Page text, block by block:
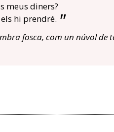
meus diners?
hi prendré.
fosca, com un núvol de